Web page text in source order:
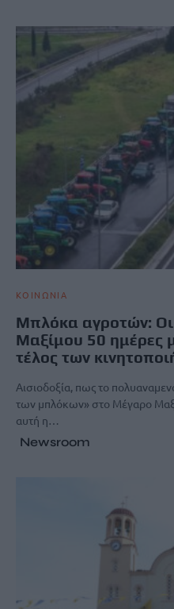
ΚΟΙΝΩΝΙΑ
Μπλόκα αγροτών: Οι
Μαξίμου 50 ημέρες
τέλος των
Αισιοδοξία, πως το
των μπλόκων» στο Μέγαρο
αυτή η…
Newsroom